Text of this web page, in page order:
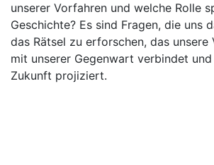
unserer Vorfahren und welche Rolle
Geschichte? Es sind Fragen, die uns
das Rätsel zu erforschen, das unsere
mit unserer Gegenwart verbindet
Zukunft projiziert.